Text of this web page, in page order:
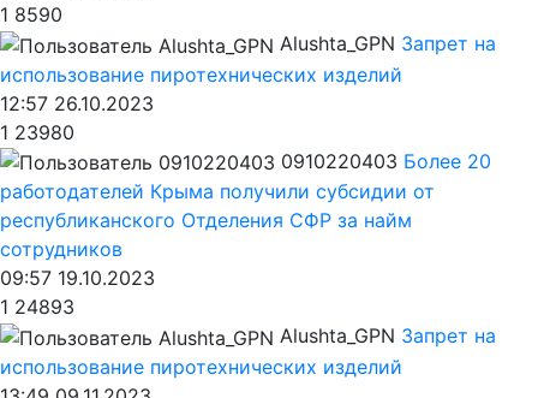
1 8590
Alushta_GPN Запрет на
использование пиротехнических изделий
12:57 26.10.2023
1 23980
0910220403 Более 20
работодателей Крыма получили субсидии от
республиканского Отделения СФР за найм
сотрудников
09:57 19.10.2023
1 24893
Alushta_GPN Запрет на
использование пиротехнических изделий